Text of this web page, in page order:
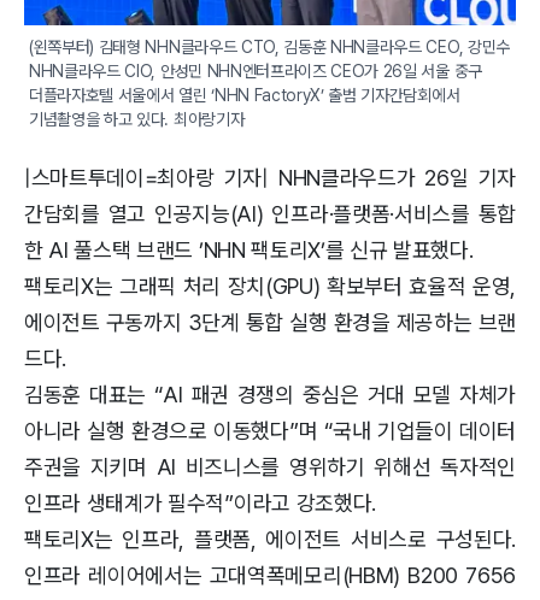
(왼쪽부터) 김태형 NHN클라우드 CTO, 김동훈 NHN클라우드 CEO, 강민수
NHN클라우드 CIO, 안성민 NHN엔터프라이즈 CEO가 26일 서울 중구
더플라자호텔 서울에서 열린 ‘NHN FactoryX’ 출범 기자간담회에서
기념촬영을 하고 있다. 최아랑기자
|스마트투데이=최아랑 기자| NHN클라우드가 26일 기자
간담회를 열고 인공지능(AI) 인프라·플랫폼·서비스를 통합
한 AI 풀스택 브랜드 ’NHN 팩토리X’를 신규 발표했다.
팩토리X는 그래픽 처리 장치(GPU) 확보부터 효율적 운영,
에이전트 구동까지 3단계 통합 실행 환경을 제공하는 브랜
드다.
김동훈 대표는 “AI 패권 경쟁의 중심은 거대 모델 자체가
아니라 실행 환경으로 이동했다”며 “국내 기업들이 데이터
주권을 지키며 AI 비즈니스를 영위하기 위해선 독자적인
인프라 생태계가 필수적”이라고 강조했다.
팩토리X는 인프라, 플랫폼, 에이전트 서비스로 구성된다.
인프라 레이어에서는 고대역폭메모리(HBM) B200 7656